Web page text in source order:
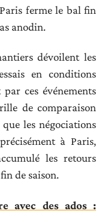
ferme le bal fin
anodin.
dévoilent les
en conditions
ces événements
de comparaison
les négociations
à Paris,
les retours
de saison.
avec des ados :